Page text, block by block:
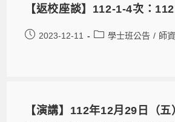
【返校座談】112-1-4次：
2023-12-11 學士班公告 / 師
【演講】112年12月29日（